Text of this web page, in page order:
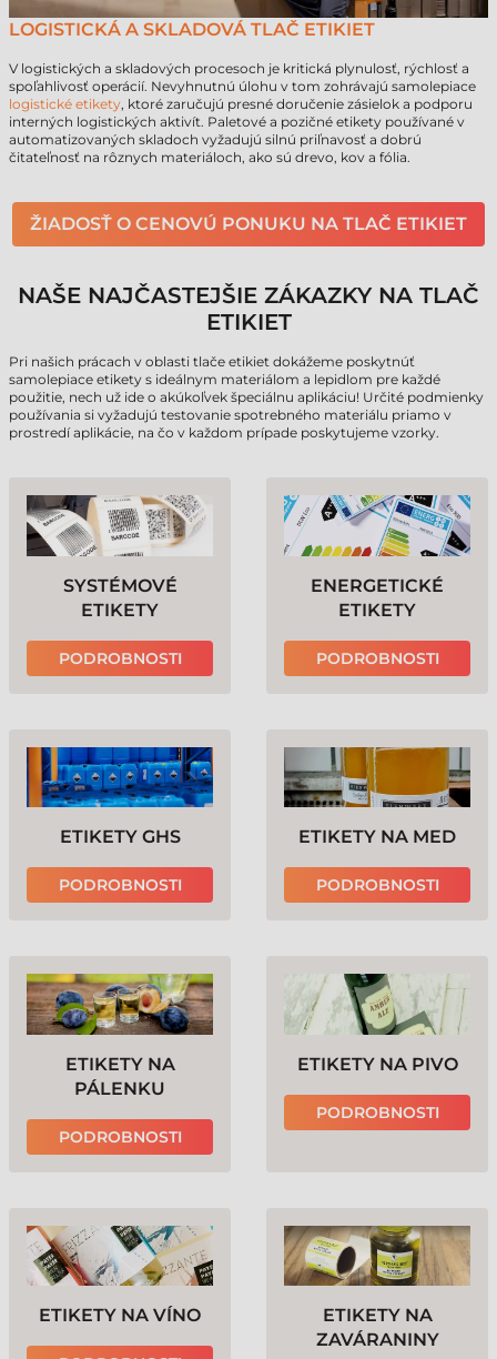
LOGISTICKÁ A SKLADOVÁ TLAČ ETIKIET
V logistických a skladových procesoch je kritická plynulosť, rýchlosť a
spoľahlivosť operácií. Nevyhnutnú úlohu v tom zohrávajú samolepiace
logistické etikety, ktoré zaručujú presné doručenie zásielok a podporu
interných logistických aktivít. Paletové a pozičné etikety používané v
automatizovaných skladoch vyžadujú silnú priľnavosť a dobrú
čitateľnosť na rôznych materiáloch, ako sú drevo, kov a fólia.
ŽIADOSŤ O CENOVÚ PONUKU NA TLAČ ETIKIET
NAŠE NAJČASTEJŠIE ZÁKAZKY NA TLAČ
ETIKIET
Pri našich prácach v oblasti tlače etikiet dokážeme poskytnúť
samolepiace etikety s ideálnym materiálom a lepidlom pre každé
použitie, nech už ide o akúkoľvek špeciálnu aplikáciu! Určité podmienky
používania si vyžadujú testovanie spotrebného materiálu priamo v
prostredí aplikácie, na čo v každom prípade poskytujeme vzorky.
SYSTÉMOVÉ
ETIKETY
PODROBNOSTI
ENERGETICKÉ
ETIKETY
PODROBNOSTI
ETIKETY GHS
PODROBNOSTI
ETIKETY NA MED
PODROBNOSTI
ETIKETY NA
PÁLENKU
PODROBNOSTI
ETIKETY NA PIVO
PODROBNOSTI
ETIKETY NA VÍNO
ETIKETY NA
ZAVÁRANINY